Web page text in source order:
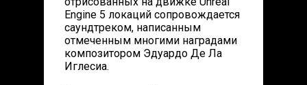
Engine 5 локаций сопровождается
саундтреком, написанным
отмеченным многими наградами
композитором Эдуардо Де Ла
Иглесиа.